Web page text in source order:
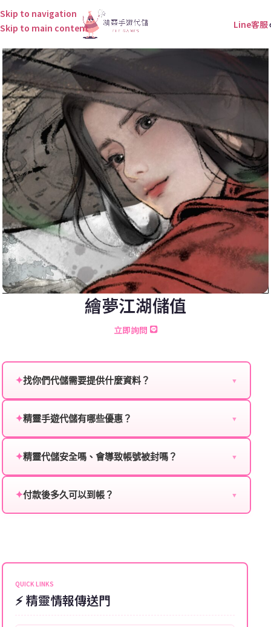
Skip to navigation
Skip to main content
Line客服
繪夢江湖儲值
立即詢問
✦找你們代儲需要提供什麼資料？ ▼
服：
角色名稱：您遊戲中的角色名稱。
等級：角色的當前等級。
✦精靈手遊代儲有哪些優惠？ ▼
贈送、大額儲值優惠及節日限定活動，儲值最低6折
✦精靈代儲安全嗎、會導致帳號被封嗎？ ▼
單，不使用外掛程式、非法點數或異常儲值管道。您獲
✦付款後多久可以到帳？ ▼
可直接聯絡客服查詢訂單進度。
QUICK LINKS
⚡ 精靈情報傳送門